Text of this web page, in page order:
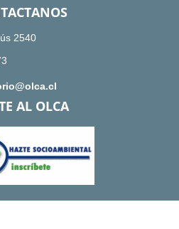
2540
AL OLCA